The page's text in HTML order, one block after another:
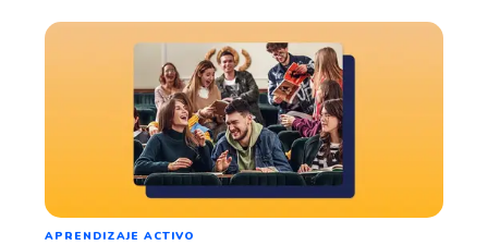
APRENDIZAJE ACTIVO